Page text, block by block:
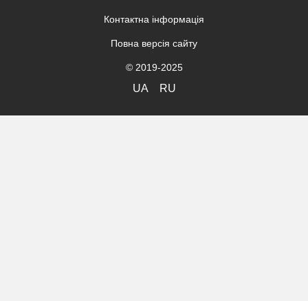
Контактна інформація
Повна версія сайту
© 2019-2025
UA RU